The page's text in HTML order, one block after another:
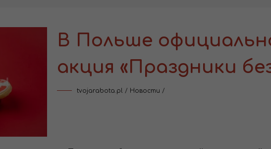
В Польше
акция «Праздники
tvojarabota.pl / Новости /